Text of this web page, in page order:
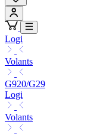
Logi
Volants
G920/G29
Logi
Volants